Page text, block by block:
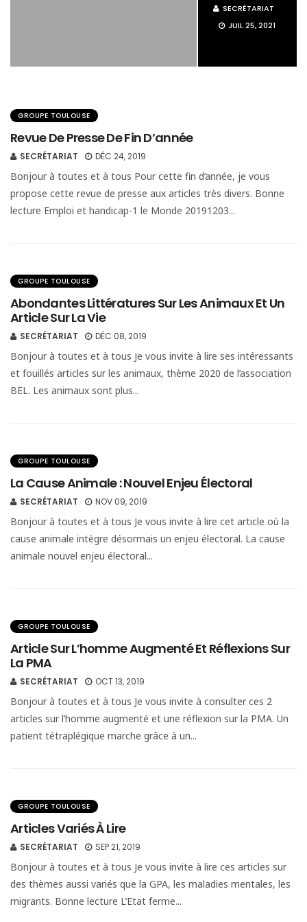
SECRÉTARIAT
JUIL 25, 2021
GROUPE TOULOUSE
Revue De Presse De Fin D’année
SECRÉTARIAT DÉC 24, 2019
Bonjour à toutes et à tous Pour cette fin d’année, je vous
propose cette revue de presse aux articles très divers. Bonne
lecture Emploi et handicap-1 le Monde 20191203...
GROUPE TOULOUSE
Abondantes Littératures Sur Les Animaux Et Un
Article Sur La Vie
SECRÉTARIAT DÉC 08, 2019
Bonjour à toutes et à tous Je vous invite à lire ses intéressants
et fouillés articles sur les animaux, thème 2020 de l’association
BEL. Les animaux sont plus...
GROUPE TOULOUSE
La Cause Animale : Nouvel Enjeu Électoral
SECRÉTARIAT NOV 09, 2019
Bonjour à toutes et à tous Je vous invite à lire cet article où la
cause animale intègre désormais un enjeu électoral. La cause
animale nouvel enjeu électoral...
GROUPE TOULOUSE
Article Sur L’homme Augmenté Et Réflexions Sur
La PMA
SECRÉTARIAT OCT 13, 2019
Bonjour à toutes et à tous Je vous invite à consulter ces 2
articles sur l’homme augmenté et une réflexion sur la PMA. Un
patient tétraplégique marche grâce à un...
GROUPE TOULOUSE
Articles Variés À Lire
SECRÉTARIAT SEP 21, 2019
Bonjour à toutes et à tous Je vous invite à lire ces articles sur
des thèmes aussi variés que la GPA, les maladies mentales, les
migrants. Bonne lecture L’Etat ferme...